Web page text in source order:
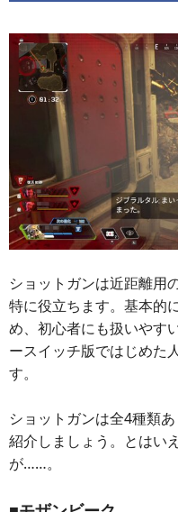
ショットガンは近距離用
特に役立ちます。基本的
め、初心者にも扱いやす
ースイッチ版ではじめた
す。
ショットガンは全4種類
紹介しましょう。とはい
が……。